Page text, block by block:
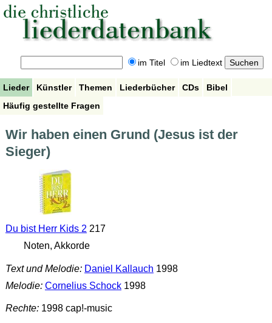
im Titel im Liedtext
Lieder Künstler Themen Liederbücher CDs
Bibel
Häufig gestellte Fragen
Wir haben einen Grund (Jesus ist der
Sieger)
Du bist Herr Kids 2 217
Noten, Akkorde
Text und Melodie: Daniel Kallauch 1998
Melodie: Cornelius Schock1998
Rechte:1998 cap!-music